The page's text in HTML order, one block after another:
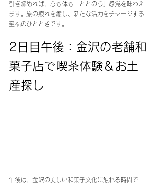
引き締めれば、心も体も「ととのう」感覚を味わえ
ます。旅の疲れを癒し、新たな活力をチャージする
至福のひとときです。
2日目午後：金沢の老舗和
菓子店で喫茶体験＆お土
産探し
午後は、金沢の美しい和菓子文化に触れる時間で